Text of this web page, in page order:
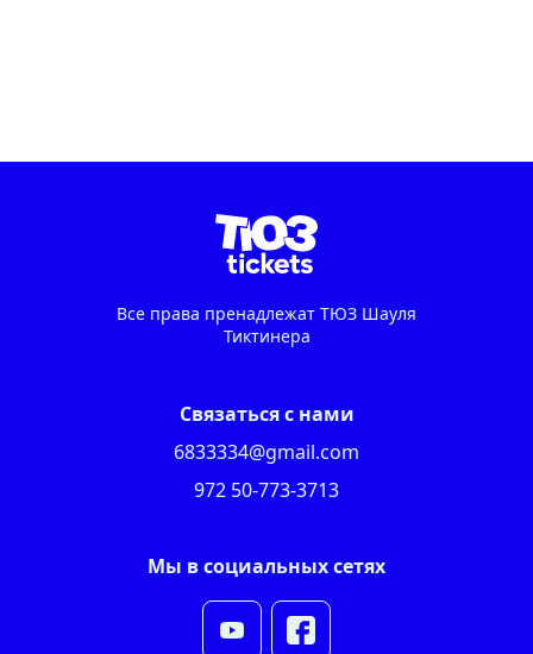
Все права пренадлежат ТЮЗ Шауля
Тиктинера
Связаться с нами
6833334@gmail.com
972 50-773-3713
Мы в социальных сетях